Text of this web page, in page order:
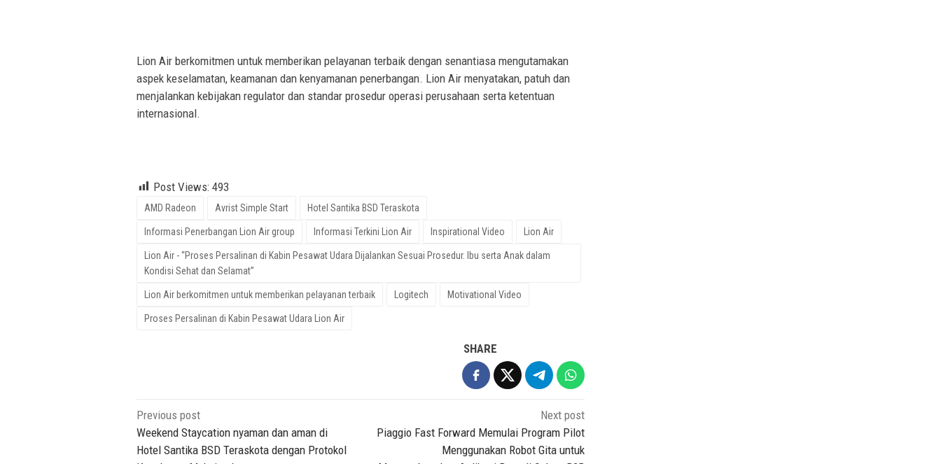
Lion Air berkomitmen untuk memberikan pelayanan terbaik dengan senantiasa mengutamakan
aspek keselamatan, keamanan dan kenyamanan penerbangan. Lion Air menyatakan, patuh dan
menjalankan kebijakan regulator dan standar prosedur operasi perusahaan serta ketentuan
internasional.
Post Views: 493
AMD Radeon Avrist Simple Start Hotel Santika BSD Teraskota
Informasi Penerbangan Lion Air group Informasi Terkini Lion Air Inspirational Video Lion Air
Lion Air - “Proses Persalinan di Kabin Pesawat Udara Dijalankan Sesuai Prosedur. Ibu serta Anak dalam
Kondisi Sehat dan Selamat”
Lion Air berkomitmen untuk memberikan pelayanan terbaik Logitech Motivational Video
Proses Persalinan di Kabin Pesawat Udara Lion Air
SHARE
Post
navigation
Previous post
Weekend Staycation nyaman dan aman di
Hotel Santika BSD Teraskota dengan Protokol
Next post
Piaggio Fast Forward Memulai Program Pilot
Menggunakan Robot Gita untuk